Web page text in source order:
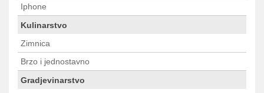
Iphone
Kulinarstvo
Zimnica
Brzo i jednostavno
Gradjevinarstvo